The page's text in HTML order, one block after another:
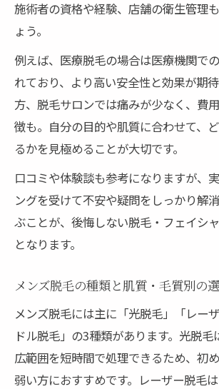
施術者の資格や経験、店舗の衛生管理
ょう。
例えば、医療脱毛の場合は医療機関で
れており、より高い安全性と効果が期
方、脱毛サロンでは痛みが少なく、費
徴も。自分の目的や肌質に合わせて、
るかを見極めることが大切です。
口コミや体験談も参考になりますが、
ングを受けて不安や疑問をしっかり解
ぶことが、後悔しない脱毛・フェイシ
となります。
メンズ脱毛の種類と肌質・毛質別の
メンズ脱毛には主に「光脱毛」「レー
ドル脱毛」の3種類があります。光脱毛
広範囲を短時間で処理できるため、初
弱い方におすすめです。レーザー脱毛